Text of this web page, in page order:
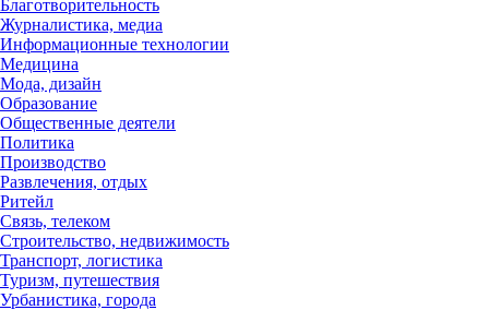
Благотворительность
Журналистика, медиа
Информационные технологии
Медицина
Мода, дизайн
Образование
Общественные деятели
Политика
Производство
Развлечения, отдых
Ритейл
Связь, телеком
Строительство, недвижимость
Транспорт, логистика
Туризм, путешествия
Урбанистика, города